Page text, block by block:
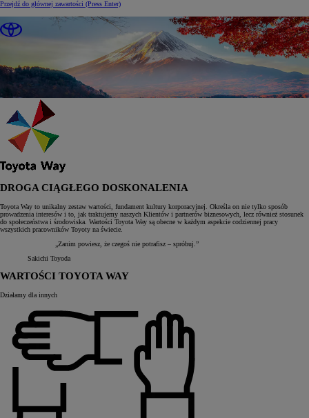
Przejdź do głównej zawartości (Press Enter)
DROGA CIĄGŁEGO DOSKONALENIA
Toyota Way to unikalny zestaw wartości, fundament kultury korporacyjnej. Określa on nie tylko sposób
prowadzenia interesów i to, jak traktujemy naszych Klientów i partnerów biznesowych, lecz również stosunek
do społeczeństwa i środowiska. Wartości Toyota Way są obecne w każdym aspekcie codziennej pracy
wszystkich pracowników Toyoty na świecie.
„Zanim powiesz, że czegoś nie potrafisz – spróbuj.”
Sakichi Toyoda
WARTOŚCI TOYOTA WAY
Działamy dla innych